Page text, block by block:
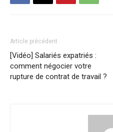
Article précédent
[Vidéo] Salariés expatriés :
comment négocier votre
rupture de contrat de travail ?